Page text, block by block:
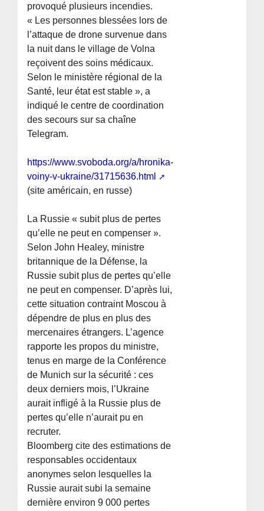
provoqué plusieurs incendies.
« Les personnes blessées lors de
l’attaque de drone survenue dans
la nuit dans le village de Volna
reçoivent des soins médicaux.
Selon le ministère régional de la
Santé, leur état est stable », a
indiqué le centre de coordination
des secours sur sa chaîne
Telegram.
https://www.svoboda.org/a/hronika-
voiny-v-ukraine/31715636.html
(site américain, en russe)
La Russie « subit plus de pertes
qu’elle ne peut en compenser ».
Selon John Healey, ministre
britannique de la Défense, la
Russie subit plus de pertes qu’elle
ne peut en compenser. D’après lui,
cette situation contraint Moscou à
dépendre de plus en plus des
mercenaires étrangers. L’agence
rapporte les propos du ministre,
tenus en marge de la Conférence
de Munich sur la sécurité : ces
deux derniers mois, l’Ukraine
aurait infligé à la Russie plus de
pertes qu’elle n’aurait pu en
recruter.
Bloomberg cite des estimations de
responsables occidentaux
anonymes selon lesquelles la
Russie aurait subi la semaine
dernière environ 9 000 pertes